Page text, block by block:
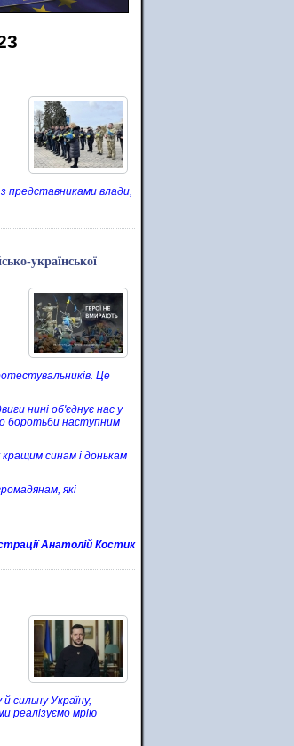
представниками влади,
української
Це
нині об'єднує нас у
боротьби наступним
кращим синам і донькам
які
Анатолій Костик
сильну Україну,
реалізуємо мрію